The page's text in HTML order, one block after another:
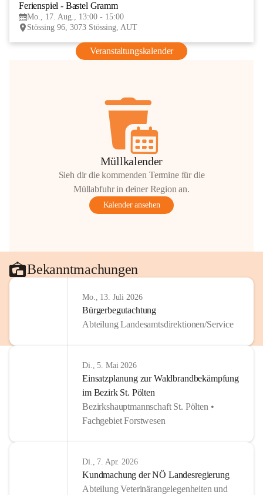
Ferienspiel - Bastel Gramm
Mo., 17. Aug., 13:00 - 15:00
Stössing 96, 3073 Stössing, AUT
Veranstaltungskalender
Müllkalender
Sieh dir die kommenden Termine für die
Müllabfuhr in deiner Region an.
Kalender ansehen
Bekanntmachungen
Mo., 13. Juli 2026
Bürgerbegutachtung
Abteilung Landesamtsdirektionen/Service
Di., 5. Mai 2026
Einsatzplanung zur Waldbrandbekämpfung
im Bezirk St. Pölten
Bezirkshauptmannschaft St. Pölten •
Fachgebiet Forstwesen
Di., 7. Apr. 2026
Kundmachung der NÖ Landesregierung
Abteilung Veterinärangelegenheiten und